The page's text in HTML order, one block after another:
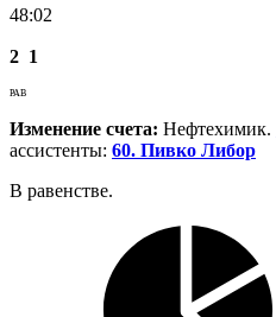
48:02
2 1
РАВ
Изменение счета: Нефтехимик.
ассистенты: 60. Пивко Либор
В равенстве.